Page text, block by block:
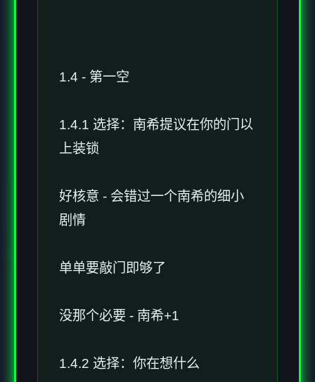
1.4 - 第一空
1.4.1 选择：南希提议在你的门以
上装锁
好核意 - 会错过一个南希的细小
剧情
单单要敲门即够了
没那个必要 - 南希+1
1.4.2 选择：你在想什么